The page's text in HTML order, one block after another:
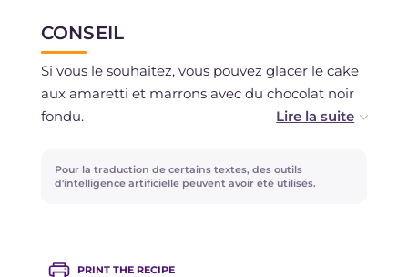
Il peut être congelé, de préférence coupé en
tranches.
CONSEIL
Si vous le souhaitez, vous pouvez glacer le cake
aux amaretti et marrons avec du chocolat noir
fondu.
Il vous reste des marrons glacés ? Utilisez-les
pour réaliser un autre dessert facile et rapide :
Pour la traduction de certains textes, des outils
d'intelligence artificielle peuvent avoir été utilisés.
PRINT THE RECIPE